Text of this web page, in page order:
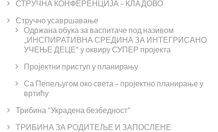
СТРУЧНА КОНФЕРЕНЦИЈА – КЛАДОВО
Стручно усавршавање
Одржана обука за васпитаче под називом
„ИНСПИРАТИВНА СРЕДИНА ЗА ИНТЕГРИСАНО
УЧЕЊЕ ДЕЦЕ“ у оквиру СУПЕР пројекта
Пројектни приступ у планирању
Са Пепељугом око света – пројектно планирање у
вртићу
Трибина “Украдена безбедност”
ТРИБИНА ЗА РОДИТЕЉЕ И ЗАПОСЛЕНЕ